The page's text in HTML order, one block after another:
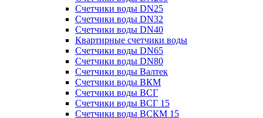
Счетчики воды DN25
Счетчики воды DN32
Счетчики воды DN40
Квартирные счетчики воды
Счетчики воды DN65
Счетчики воды DN80
Счетчики воды Валтек
Счетчики воды ВКМ
Счетчики воды ВСГ
Счетчики воды ВСГ 15
Счетчики воды ВСКМ 15